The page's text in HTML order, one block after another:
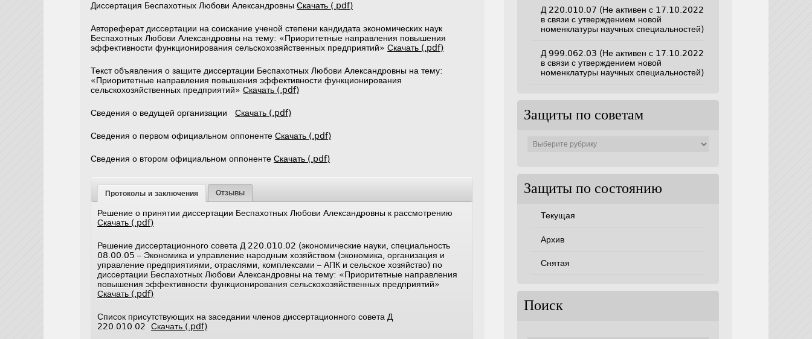
Диссертация Беспахотных Любови АлександровныСкачать (.pdf)
Автореферат диссертации на соискание ученой степени кандидата экономических наук
Беспахотных Любови Александровны на тему: «Приоритетные направления повышения
эффективности функционирования сельскохозяйственных предприятий»Скачать (.pdf)
Текст объявления о защите диссертации Беспахотных Любови Александровны на тему:
«Приоритетные направления повышения эффективности функционирования
сельскохозяйственных предприятий»Скачать (.pdf)
Сведения о ведущей организацииСкачать (.pdf)
Сведения о первом официальном оппонентеСкачать (.pdf)
Сведения о втором официальном оппонентеСкачать (.pdf)
Протоколы и заключения Отзывы
Решение о принятии диссертации Беспахотных Любови Александровны к рассмотрению
Скачать (.pdf)
Решение диссертационного совета Д 220.010.02 (экономические науки, специальность
08.00.05 – Экономика и управление народным хозяйством (экономика, организация и
управление предприятиями, отраслями, комплексами – АПК и сельское хозяйство) по
диссертации Беспахотных Любови Александровны на тему: «Приоритетные направления
повышения эффективности функционирования сельскохозяйственных предприятий»
Скачать (.pdf)
Список присутствующих на заседании членов диссертационного совета Д
220.010.02Скачать (.pdf)
Д 220.010.07 (Не активен с 17.10.2022
в связи с утверждением новой
номенклатуры научных специальностей)
Д 999.062.03 (Не активен с 17.10.2022
в связи с утверждением новой
номенклатуры научных специальностей)
Защиты по советам
Защиты по состоянию
Текущая
Архив
Снятая
Поиск